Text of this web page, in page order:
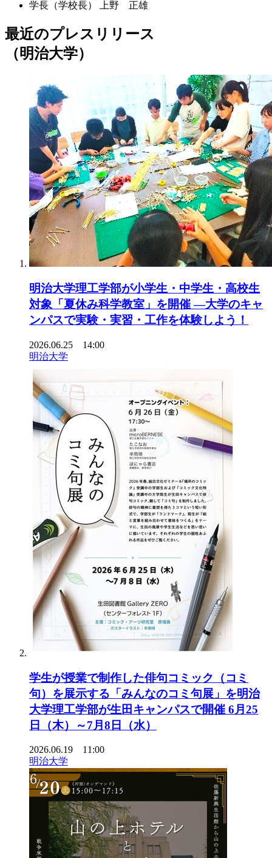
学長（学校長）
上野 正雄
最近のプレスリリース
（明治大学）
明治大学理工学部が小学生・中学生・高校生
対象「夏休み科学教室」を開催 ―大学のキャ
ンパスで実験・実習・工作を体験しよう！
2026.06.25 14:00
明治大学
学生が授業で制作した俳句コミック（コミ
句）を展示する「みんなのコミ句展」を明治
大学理工学部が生田キャンパスで開催 6月25
日（木）～7月8日（水）
2026.06.19 11:00
明治大学